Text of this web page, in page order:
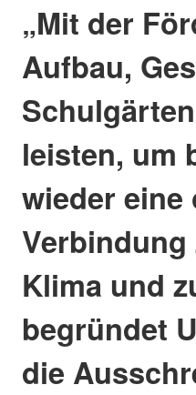
„Mit der
Aufbau,
leisten, um
wieder
Verbindung
Klima und
begründet
die